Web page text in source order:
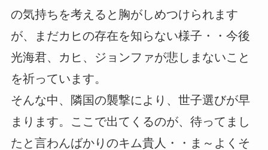
の気持ちを考えると胸がしめつけられます
が、まだカヒの存在を知らない様子・・今後
光海君、カヒ、ジョンファが悲しまないこと
を祈っています。
そんな中、隣国の襲撃により、世子選びが早
まります。ここで出てくるのが、待ってまし
たと言わんばかりのキム貴人・・ま～よくそ